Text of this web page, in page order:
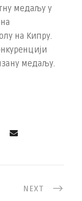
медаљу у
на Кипру.
медаљу.
NEXT